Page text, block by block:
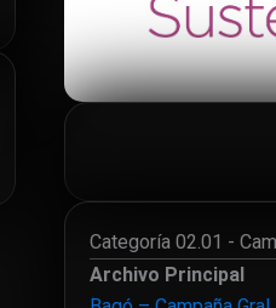
Categoría 02.01 -
Archivo Principal